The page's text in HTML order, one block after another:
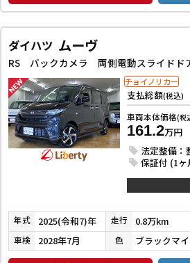
ダイハツ ムーヴ
支払総額(税込)
車両本体価格(税
161.2万円
法定整備：
保証付 (1
チョイノリカー
年式 2025(令和7)年 走行 0.8万km
車検 2028年7月 色